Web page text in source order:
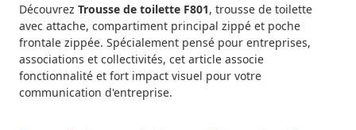
Découvrez Trousse de toilette F801, trousse de toilette
avec attache, compartiment principal zippé et poche
frontale zippée. Spécialement pensé pour entreprises,
associations et collectivités, cet article associe
fonctionnalité et fort impact visuel pour votre
communication d'entreprise.